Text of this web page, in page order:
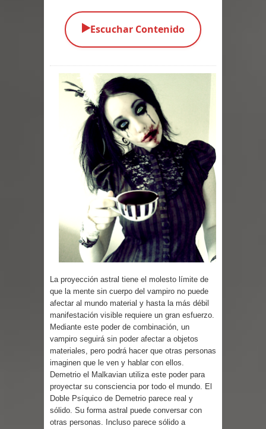
Parte 02: Los Muertos Gobiernan a
Parte 01: Escondido a Plena Luz
Parte 02: El Enemigo de mi Enemigo
Parte 06: Coletazos
Parte 05: Los Horrores del Infierno
Parte 04: Oídos Sordos
Parte 03: La Traición
Parte 02: Vuelve el Hijo Prodigo
▶️Escuchar Contenido
La proyección astral tiene el molesto límite de
que la mente sin cuerpo del vampiro no puede
afectar al mundo material y hasta la más débil
manifestación visible requiere un gran esfuerzo.
Mediante este poder de combinación, un
vampiro seguirá sin poder afectar a objetos
materiales, pero podrá hacer que otras personas
imaginen que le ven y hablar con ellos.
Demetrio el Malkavian utiliza este poder para
proyectar su consciencia por todo el mundo. El
Doble Psíquico de Demetrio parece real y
sólido. Su forma astral puede conversar con
otras personas. Incluso parece sólido a